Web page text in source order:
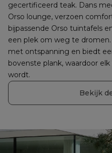
gecertificeerd teak. Dans
Orso lounge, verzoen
bijpassende Orso tuintafels
een plek om weg te
met ontspanning en biedt
bovenste plank, waardoor
wordt.
Bekijk